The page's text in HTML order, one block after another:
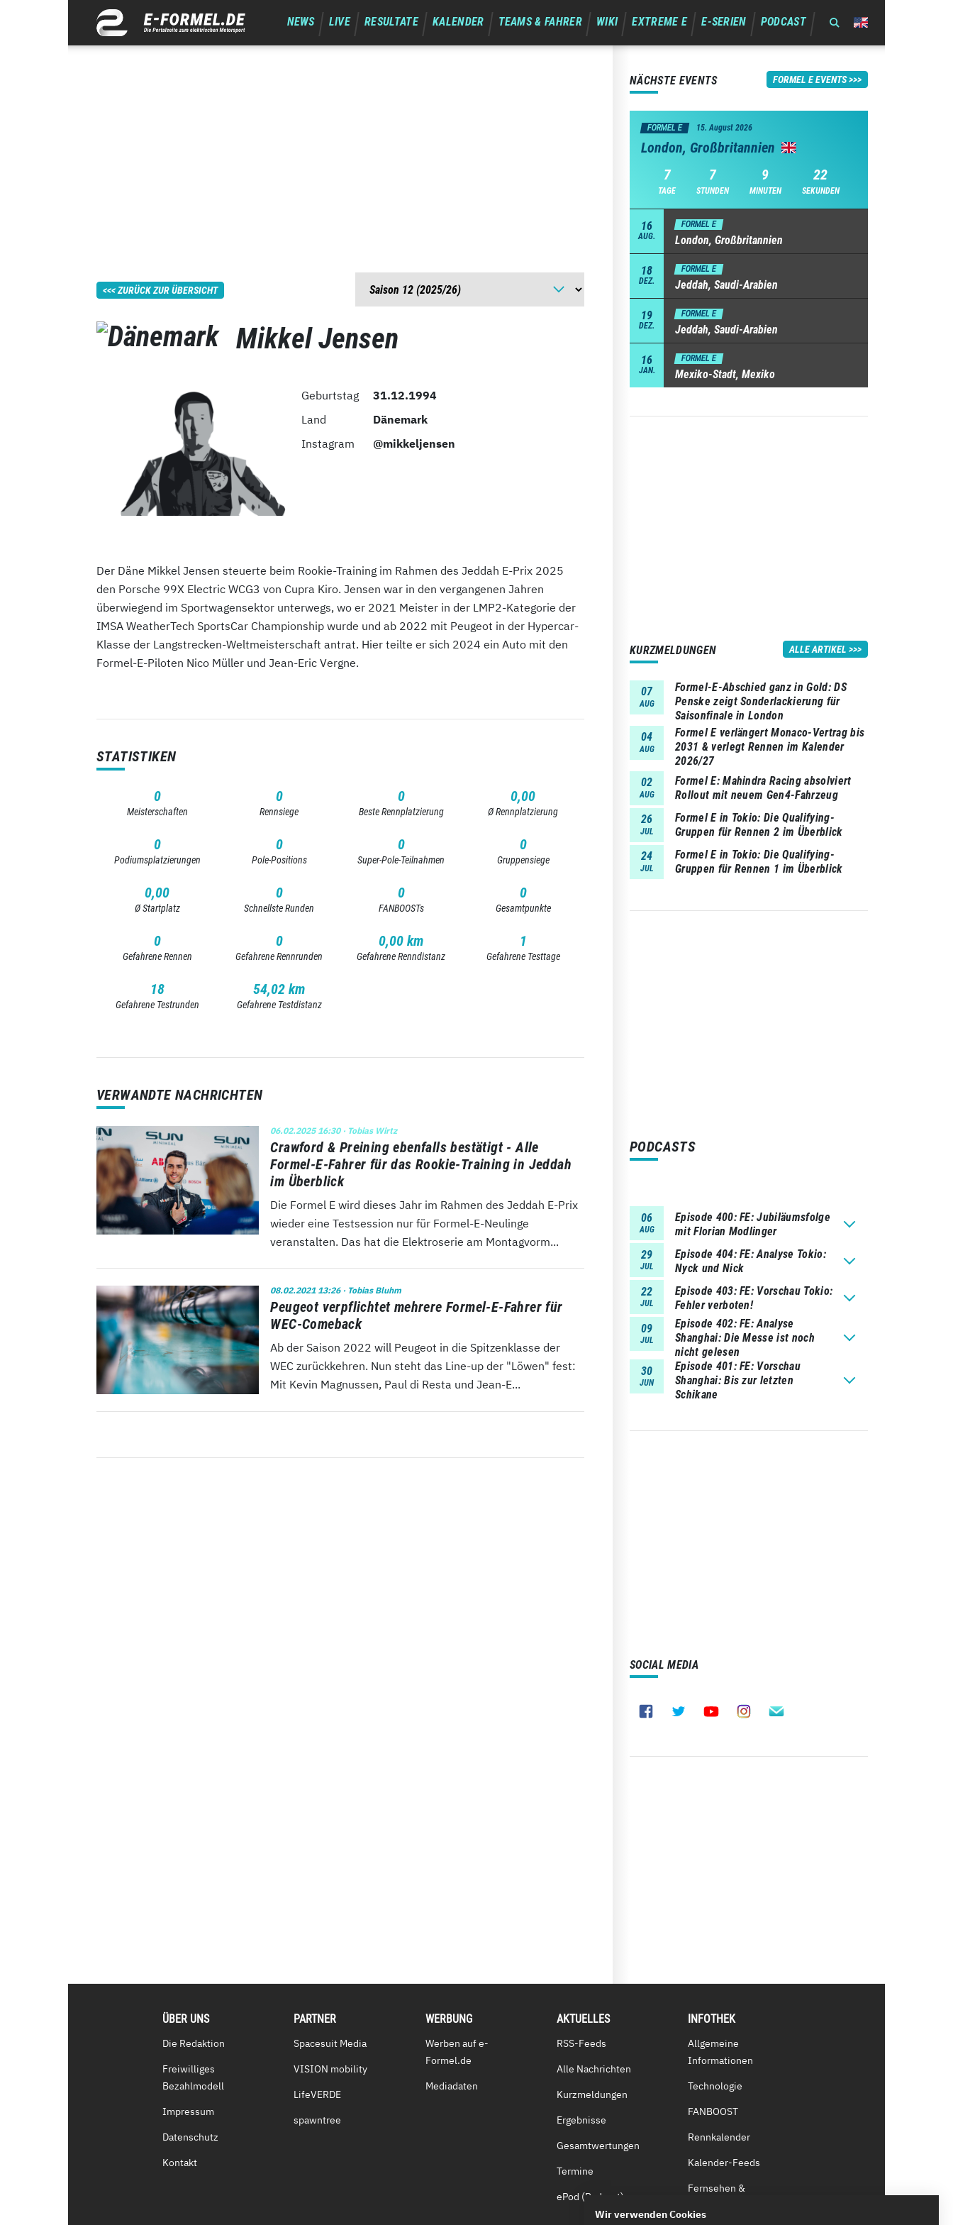
NEWS LIVE RESULTATE KALENDER TEAMS & FAHRER WIKI EXTREME E E-SERIEN PODCAST
ZURÜCK ZUR ÜBERSICHT
Mikkel Jensen
Geburtstag
31.12.1994
Land
Dänemark
Instagram
@mikkeljensen
Der Däne Mikkel Jensen steuerte beim Rookie-Training im Rahmen des Jeddah E-Prix 2025
den Porsche 99X Electric WCG3 von Cupra Kiro. Jensen war in den vergangenen Jahren
überwiegend im Sportwagensektor unterwegs, wo er 2021 Meister in der LMP2-Kategorie der
IMSA WeatherTech SportsCar Championship wurde und ab 2022 mit Peugeot in der Hypercar-
Klasse der Langstrecken-Weltmeisterschaft antrat. Hier teilte er sich 2024 ein Auto mit den
Formel-E-Piloten Nico Müller und Jean-Eric Vergne.
STATISTIKEN
0
Meisterschaften
0
Rennsiege
0
Beste Rennplatzierung
0,00
Ø Rennplatzierung
0
Podiumsplatzierungen
0
Pole-Positions
0
Super-Pole-Teilnahmen
0
Gruppensiege
0,00
Ø Startplatz
0
Schnellste Runden
0
FANBOOSTs
0
Gesamtpunkte
0
Gefahrene Rennen
0
Gefahrene Rennrunden
0,00 km
Gefahrene Renndistanz
1
Gefahrene Testtage
18
Gefahrene Testrunden
54,02 km
Gefahrene Testdistanz
VERWANDTE NACHRICHTEN
06.02.2025 16:30· Tobias Wirtz
Crawford & Preining ebenfalls bestätigt - Alle
Formel-E-Fahrer für das Rookie-Training in Jeddah
im Überblick
Die Formel E wird dieses Jahr im Rahmen des Jeddah E-Prix
wieder eine Testsession nur für Formel-E-Neulinge
veranstalten. Das hat die Elektroserie am Montagvorm...
08.02.2021 13:26· Tobias Bluhm
Peugeot verpflichtet mehrere Formel-E-Fahrer für
WEC-Comeback
Ab der Saison 2022 will Peugeot in die Spitzenklasse der
WEC zurückkehren. Nun steht das Line-up der "Löwen" fest:
Mit Kevin Magnussen, Paul di Resta und Jean-E...
NÄCHSTE EVENTS FORMEL E EVENTS
FORMEL E 15. August 2026
London, Großbritannien
7
TAGE
7
STUNDEN
9
MINUTEN
22
SEKUNDEN
16
AUG.
FORMEL E
London, Großbritannien
18
DEZ.
FORMEL E
Jeddah, Saudi-Arabien
19
DEZ.
FORMEL E
Jeddah, Saudi-Arabien
16
JAN.
FORMEL E
Mexiko-Stadt, Mexiko
KURZMELDUNGEN ALLE ARTIKEL
07
AUG
Formel-E-Abschied ganz in Gold: DS
Penske zeigt Sonderlackierung für
Saisonfinale in London
04
AUG
Formel E verlängert Monaco-Vertrag bis
2031 & verlegt Rennen im Kalender
2026/27
02
AUG
Formel E: Mahindra Racing absolviert
Rollout mit neuem Gen4-Fahrzeug
26
JUL
Formel E in Tokio: Die Qualifying-
Gruppen für Rennen 2 im Überblick
24
JUL
Formel E in Tokio: Die Qualifying-
Gruppen für Rennen 1 im Überblick
PODCASTS
06
AUG
Episode 400 FE: Jubiläumsfolge
mit Florian Modlinger
29
JUL
Episode 404 FE: Analyse Tokio:
Nyck und Nick
22
JUL
Episode 403 FE: Vorschau Tokio:
Fehler verboten!
09
JUL
Episode 402 FE: Analyse
Shanghai: Die Messe ist noch
nicht gelesen
30
JUN
Episode 401 FE: Vorschau
Shanghai: Bis zur letzten
Schikane
SOCIAL MEDIA
ÜBER UNS
Die Redaktion
Freiwilliges
Bezahlmodell
Impressum
Datenschutz
Kontakt
PARTNER
Spacesuit Media
VISION mobility
LifeVERDE
spawntree
WERBUNG
Werben auf e-
Formel.de
Mediadaten
AKTUELLES
RSS-Feeds
Alle Nachrichten
Kurzmeldungen
Ergebnisse
Gesamtwertungen
Termine
ePod (Podcast)
INFOTHEK
Allgemeine
Informationen
Technologie
FANBOOST
Rennkalender
Kalender-Feeds
Fernsehen &
Wir verwenden Cookies